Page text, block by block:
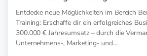
Entdecke neue Möglichkeiten im Bereich
Training: Erschaffe dir ein erfolgreiches
300.000 € Jahresumsatz – durch die
Unternehmens-, Marketing- und